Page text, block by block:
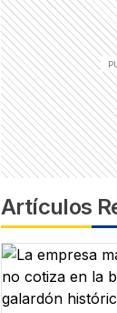
Artículos